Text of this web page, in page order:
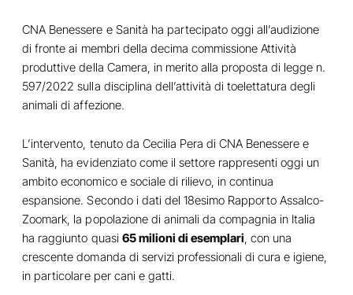
CNA Benessere e Sanità ha partecipato oggi all’audizione
di fronte ai membri della decima commissione Attività
produttive della Camera, in merito alla proposta di legge n.
597/2022 sulla disciplina dell’attività di toelettatura degli
animali di affezione.
L’intervento, tenuto da Cecilia Pera di CNA Benessere e
Sanità, ha evidenziato come il settore rappresenti oggi un
ambito economico e sociale di rilievo, in continua
espansione. Secondo i dati del 18esimo Rapporto Assalco-
Zoomark, la popolazione di animali da compagnia in Italia
ha raggiunto quasi 65 milioni di esemplari , con una
crescente domanda di servizi professionali di cura e igiene,
in particolare per cani e gatti.